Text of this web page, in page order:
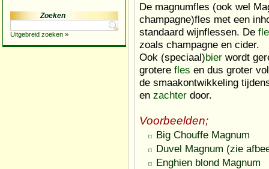
Zoeken
Uitgebreid zoeken »
De magnumfles (ook wel
champagne)fles met een
standaard wijnflessen. De
zoals champagne en cider.
Ook (speciaal)bier wordt
grotere fles en dus groter
de smaakontwikkeling
en zachter door.
Voorbeelden;
Big Chouffe Magnum
Duvel Magnum (zie
Enghien blond Magnum